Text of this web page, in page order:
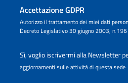
Accettazione GDPR
Autorizzo il trattamento dei miei dati
Decreto Legislativo 30 giugno 2003, n.196
Sì, voglio iscrivermi alla Newsletter
aggiornamenti sulle attività di questa sede